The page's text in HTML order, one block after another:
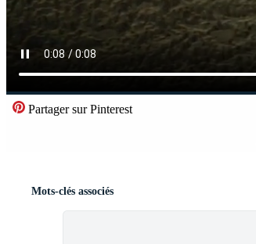
Partager sur Pinterest
Mots-clés associés